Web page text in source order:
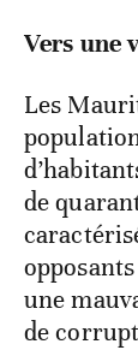
Vers une
Les
de
une
de